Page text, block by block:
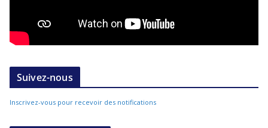
Suivez-nous
Inscrivez-vous pour recevoir des notifications